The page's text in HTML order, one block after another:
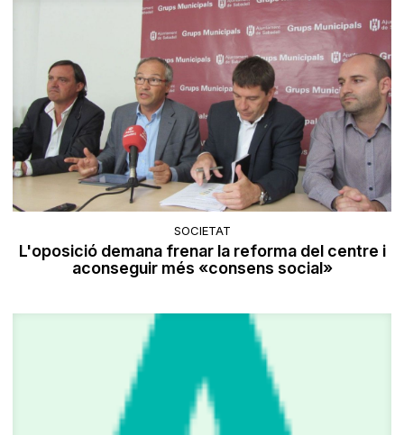
SOCIETAT
​L'oposició demana frenar la reforma del centre i
aconseguir més «consens social»